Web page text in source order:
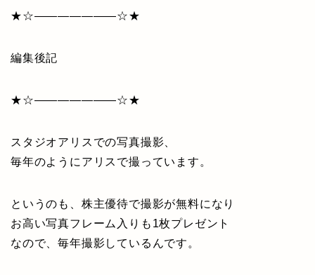
★☆———————☆★
編集後記
★☆———————☆★
スタジオアリスでの写真撮影、
毎年のようにアリスで撮っています。
というのも、株主優待で撮影が無料になり
お高い写真フレーム入りも1枚プレゼント
なので、毎年撮影しているんです。